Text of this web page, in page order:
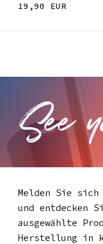
19,90 EUR
Melden Sie
und entdecken
ausgewählte
Herstellung in